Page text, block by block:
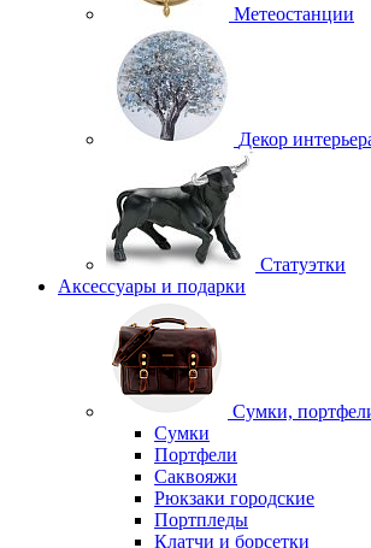
Метеостанции
Декор
Статуэтки
Аксессуары и подарки
Сумки,
Сумки
Портфели
Саквояжи
Рюкзаки городские
Портпледы
Клатчи и борсетки